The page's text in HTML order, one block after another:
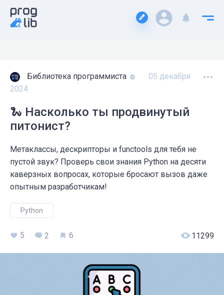
Библиотека программиста
05 декабря
2024
🐍 Насколько ты продвинутый
питонист?
Метаклассы, дескрипторы и functools для тебя не
пустой звук? Проверь свои знания Python на десяти
каверзных вопросах, которые бросают вызов даже
опытным разработчикам!
Python
5 2 6 11299